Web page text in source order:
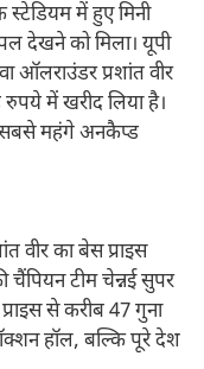
में हुए मिनी
देखने को मिला। यूपी
ऑलराउंडर प्रशांत वीर
रुपये में खरीद लिया है।
सबसे महंगे अनकैप्ड
वीर का बेस प्राइस
टीम चेन्नई सुपर
से करीब 47 गुना
हॉल, बल्कि पूरे देश